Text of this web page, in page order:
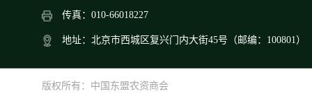
传真：010-66018227
地址：北京市西城区复兴门内大街45号（邮编：100801）
版权所有：中国东盟农资商会